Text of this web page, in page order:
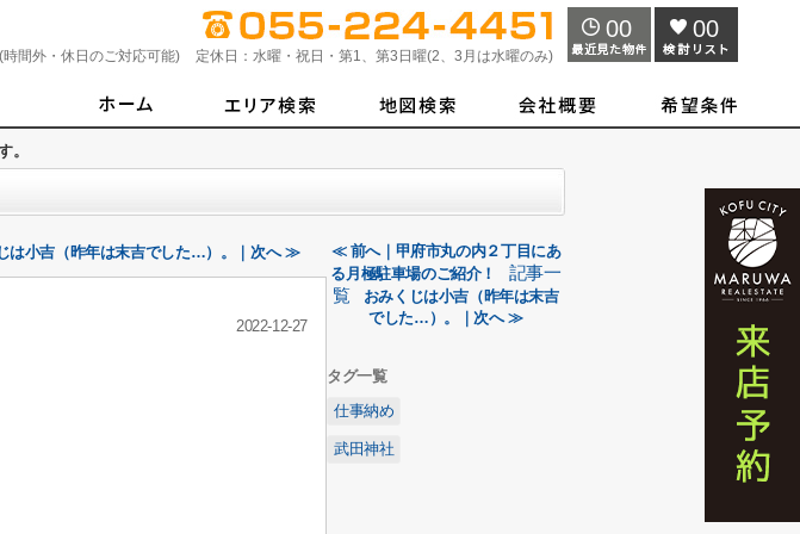
間外・休日のご対応可能) 定休日： 水曜・祝日・第1、第3日曜(2、3月は水曜のみ)
00 00
。
は小吉（昨年は末吉でした…）。｜次へ ≫
2022-12-27
≪ 前へ｜甲府市丸の内２丁目にあ
る月極駐車場のご紹介！
記事一
覧
おみくじは小吉（昨年は末吉
でした…）。｜次へ ≫
タグ一覧
仕事納め
武田神社